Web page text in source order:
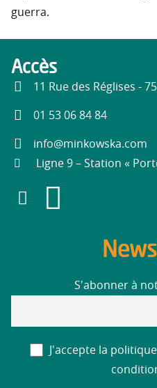
guerra.
Accès
11 Rue des Réglises -
01 53 06 84 84
info@minkowska.com
Ligne 9 – Station «
S'abonner à
J'accepte la